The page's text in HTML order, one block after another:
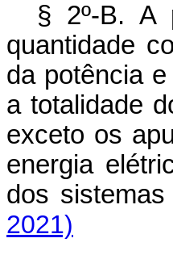
§ 2º-B. A
quantidade
da potência
a totalidade
exceto os
energia
dos
2021)